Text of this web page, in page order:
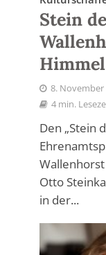
Stein
Himmel
8. November
4 min.
Den „Stein
Otto
in der...